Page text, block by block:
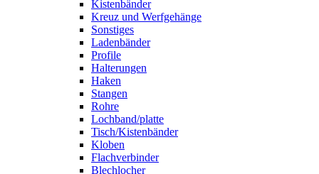
Kistenbänder
Kreuz und Werfgehänge
Sonstiges
Ladenbänder
Profile
Halterungen
Haken
Stangen
Rohre
Lochband/platte
Tisch/Kistenbänder
Kloben
Flachverbinder
Blechlocher